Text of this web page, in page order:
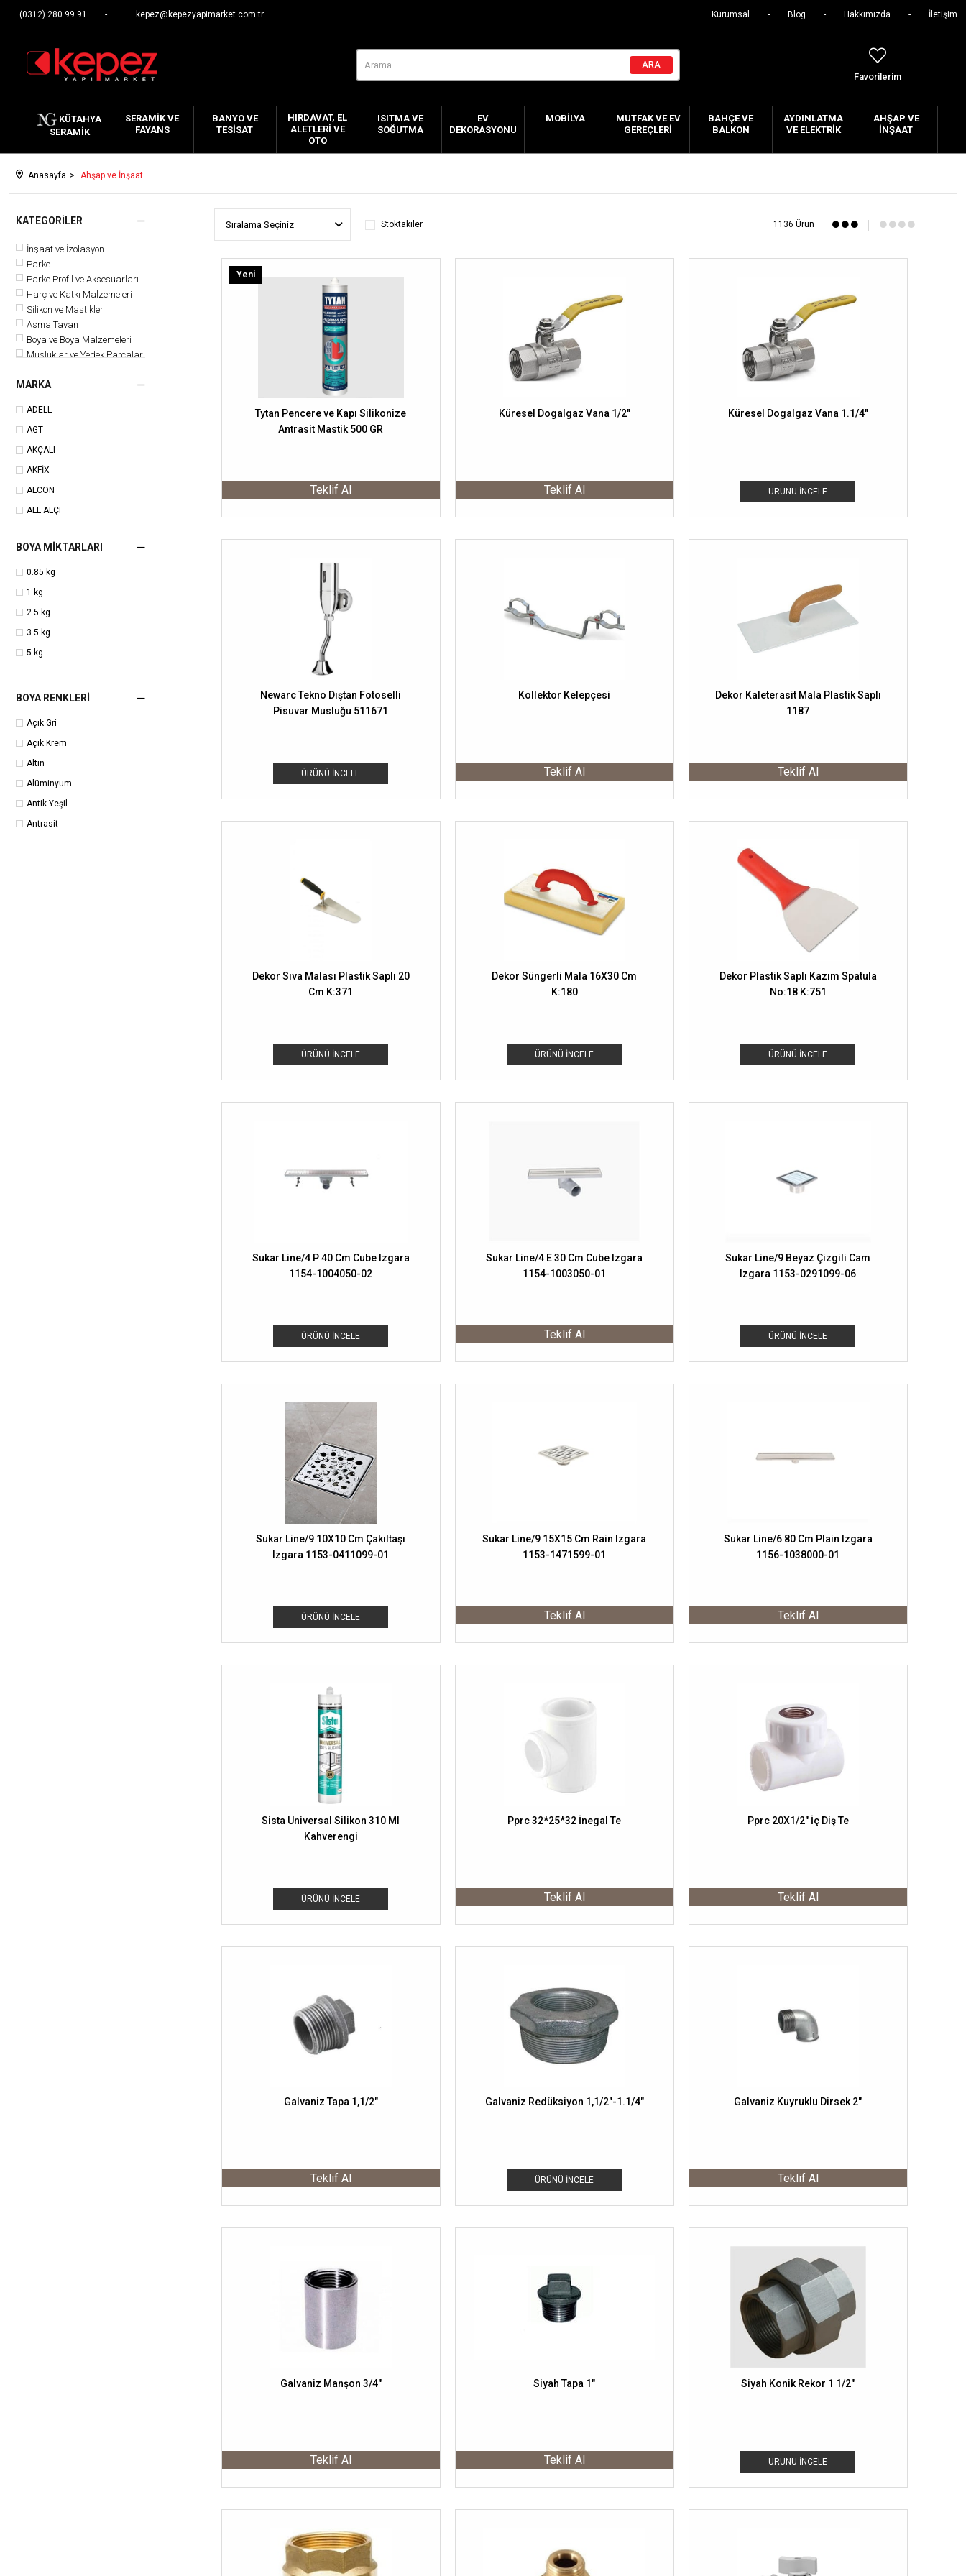
(0312) 280 99 91 kepez@kepezyapimarket.com.tr Kurumsal Blog Hakkımızda İletişim
Favorilerim
KÜTAHYA
SERAMIK
SERAMIK VE
FAYANS
BANYO VE
TESISAT
HIRDAVAT, EL
ALETLERI VE
OTO
ISITMA VE
SOĞUTMA
EV
DEKORASYONU
MOBILYA
MUTFAK VE EV
GEREÇLERI
BAHÇE VE
BALKON
AYDINLATMA
VE ELEKTRIK
AHŞAP VE
İNŞAAT
Anasayfa Ahşap ve İnşaat
KATEGORILER
İnşaat ve İzolasyon
Parke
Parke Profil ve Aksesuarları
Harç ve Katkı Malzemeleri
Silikon ve Mastikler
Asma Tavan
Boya ve Boya Malzemeleri
Musluklar ve Yedek Parçalar
Malzemeleri
MARKA
ADELL
AGT
AKÇALI
AKFİX
ALCON
ALL ALÇI
ARAS
ARSECOL
ARSU
ARTEMA
Artzone
ASTURO
AYGİPS
BACAMATİK
BOYA MIKTARLARI
0.85 kg
1 kg
2.5 kg
3.5 kg
5 kg
BOYA RENKLERI
Açık Gri
Açık Krem
Altın
Alüminyum
Antik Yeşil
Antrasit
Stoktakiler 1136 Ürün
Tytan Pencere ve Kapı Silikonize
Antrasit Mastik 500 GR
Teklif Al
Yeni
Küresel Dogalgaz Vana 1/2"
Teklif Al ÜRÜNÜ İNCELE
Küresel Dogalgaz Vana 1.1/4"
ÜRÜNÜ İNCELE
Newarc Tekno Dıştan Fotoselli
Pisuvar Musluğu 511671
Kollektor Kelepçesi
Teklif Al
Dekor Kaleterasit Mala Plastik Saplı
1187
Teklif Al
ÜRÜNÜ İNCELE
Dekor Sıva Malası Plastik Saplı 20
Cm K:371
ÜRÜNÜ İNCELE
Dekor Süngerli Mala 16X30 Cm
K:180
ÜRÜNÜ İNCELE
Dekor Plastik Saplı Kazım Spatula
No:18 K:751
ÜRÜNÜ İNCELE
Sukar Line/4 P 40 Cm Cube Izgara
1154-1004050-02
Sukar Line/4 E 30 Cm Cube Izgara
1154-1003050-01
Teklif Al ÜRÜNÜ İNCELE
Sukar Line/9 Beyaz Çizgili Cam
Izgara 1153-0291099-06
ÜRÜNÜ İNCELE
Sukar Line/9 10X10 Cm Çakıltaşı
Izgara 1153-0411099-01
Sukar Line/9 15X15 Cm Rain Izgara
1153-1471599-01
Teklif Al
Sukar Line/6 80 Cm Plain Izgara
1156-1038000-01
Teklif Al
ÜRÜNÜ İNCELE
Sista Universal Silikon 310 Ml
Kahverengi
Pprc 32*25*32 İnegal Te
Teklif Al
Pprc 20X1/2" İç Diş Te
Teklif Al
Galvaniz Tapa 1,1/2"
Teklif Al ÜRÜNÜ İNCELE
Galvaniz Redüksiyon 1,1/2"-1.1/4" Galvaniz Kuyruklu Dirsek 2"
Teklif Al
Galvaniz Manşon 3/4"
Teklif Al
Siyah Tapa 1"
Teklif Al ÜRÜNÜ İNCELE
Siyah Konik Rekor 1 1/2"